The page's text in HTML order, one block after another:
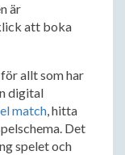
är
att boka
allt som har
digital
match, hitta
Det
spelet och